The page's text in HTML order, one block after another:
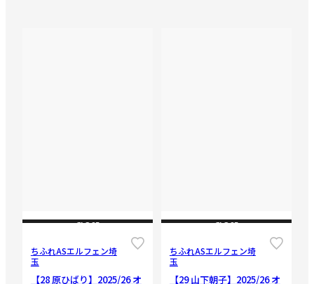
CLOSE
ちふれASエルフェン埼
玉
【28 原ひばり】2025/26 オ
CLOSE
ちふれASエルフェン埼
玉
【29 山下朝子】2025/26 オ